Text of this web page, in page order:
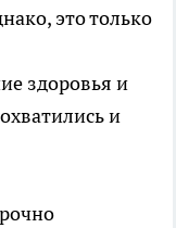
это только
здоровья и
и